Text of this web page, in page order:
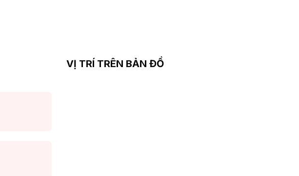
VỊ TRÍ TRÊN BẢN ĐỒ